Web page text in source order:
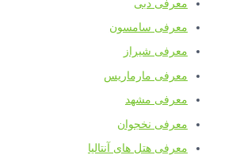
معرفی دبی
معرفی سامسون
معرفی شیراز
معرفی مارماریس
معرفی مشهد
معرفی نخجوان
معرفی هتل های آنتالیا